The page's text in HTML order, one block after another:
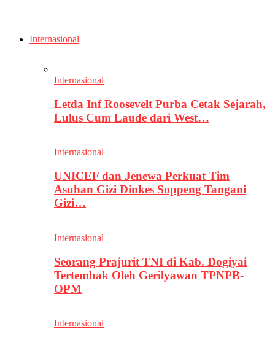
Internasional
Internasional
Letda Inf Roosevelt Purba Cetak Sejarah,
Lulus Cum Laude dari West…
Internasional
UNICEF dan Jenewa Perkuat Tim
Asuhan Gizi Dinkes Soppeng Tangani
Gizi…
Internasional
Seorang Prajurit TNI di Kab. Dogiyai
Tertembak Oleh Gerilyawan TPNPB-
OPM
Internasional